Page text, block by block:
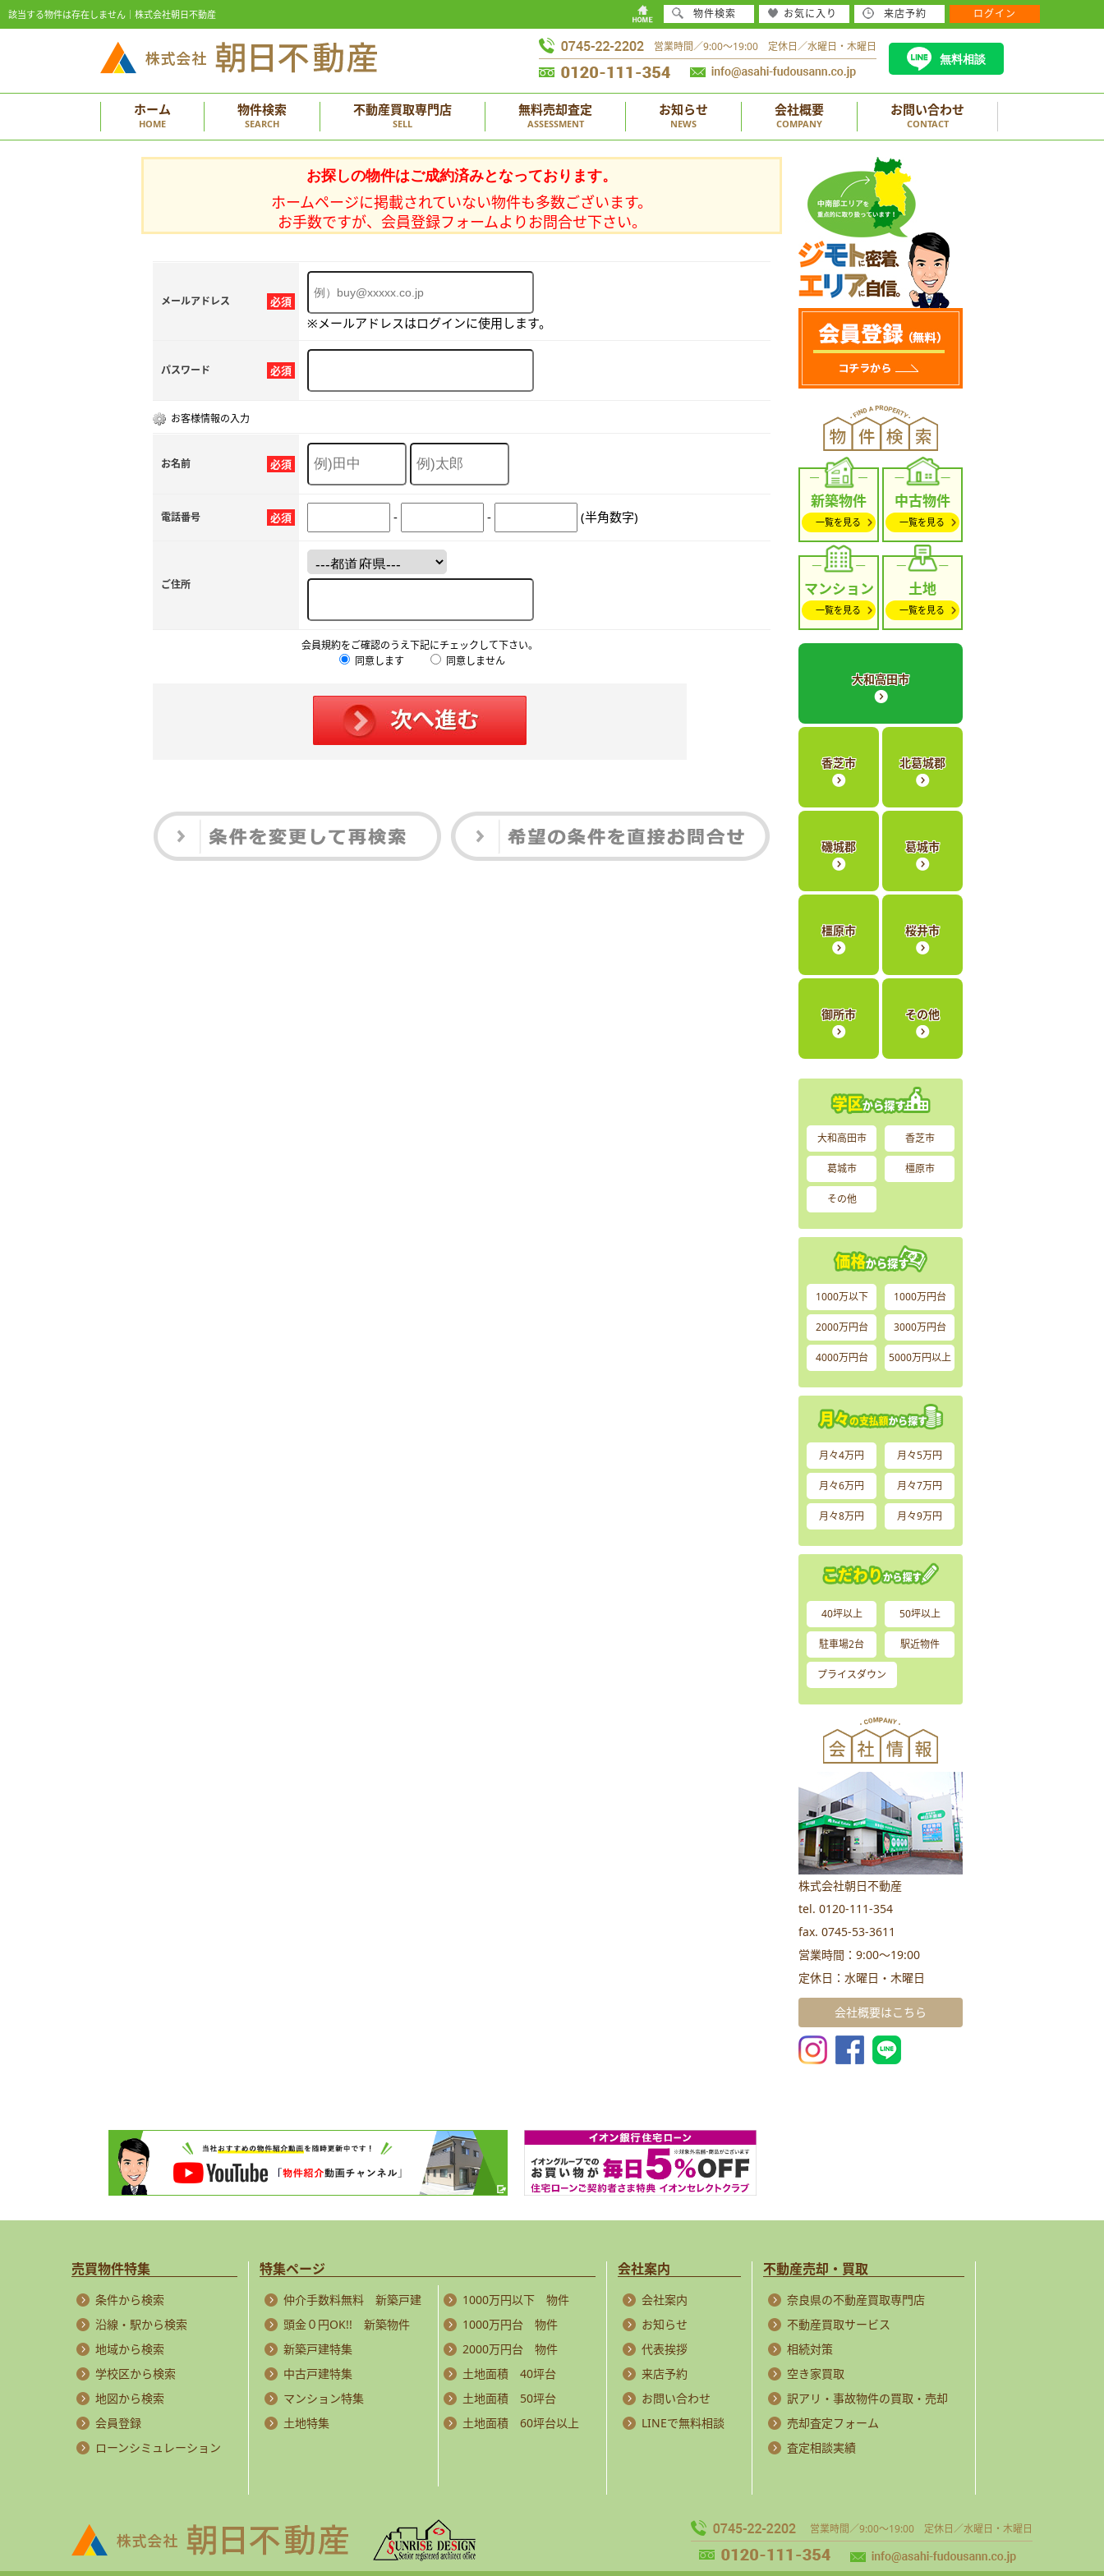
該当する物件は存在しません｜株式会社朝日不動産
営業時間／9:00～19:00 定休日／水曜日・木曜日
無料相談
ホーム
HOME
物件検索
SEARCH
不動産買取専門店
SELL
無料売却査定
ASSESSMENT
お知らせ
NEWS
会社概要
COMPANY
お問い合わせ
CONTACT
お探しの物件はご成約済みとなっております。
ホームページに掲載されていない物件も多数ございます。
お手数ですが、会員登録フォームよりお問合せ下さい。
必須
メールアドレス
※メールアドレスはログインに使用します。
必須
パスワード
お客様情報の入力
必須
お名前
必須
電話番号 - - (半角数字)
ご住所
会員規約をご確認のうえ下記にチェックして下さい。
同意します
同意しません
新築物件
一覧を見る
中古物件
一覧を見る
マンション
一覧を見る
土地
一覧を見る
大和高田市
香芝市 北葛城郡
磯城郡 葛城市
橿原市 桜井市
御所市 その他
大和高田市 香芝市
葛城市 橿原市
その他
1000万以下 1000万円台
2000万円台 3000万円台
4000万円台 5000万円以上
月々4万円 月々5万円
月々6万円 月々7万円
月々8万円 月々9万円
40坪以上 50坪以上
駐車場2台 駅近物件
プライスダウン
株式会社朝日不動産
tel. 0120-111-354
fax. 0745-53-3611
営業時間：9:00～19:00
定休日：水曜日・木曜日
会社概要はこちら
売買物件特集
条件から検索
沿線・駅から検索
地域から検索
学校区から検索
地図から検索
会員登録
ローンシミュレーション
特集ページ
仲介手数料無料 新築戸建
頭金０円OK!! 新築物件
新築戸建特集
中古戸建特集
マンション特集
土地特集
1000万円以下 物件
1000万円台 物件
2000万円台 物件
土地面積 40坪台
土地面積 50坪台
土地面積 60坪台以上
会社案内
会社案内
お知らせ
代表挨拶
来店予約
お問い合わせ
LINEで無料相談
不動産売却・買取
奈良県の不動産買取専門店
不動産買取サービス
相続対策
空き家買取
訳アリ・事故物件の買取・売却
売却査定フォーム
査定相談実績
営業時間／9:00～19:00 定休日／水曜日・木曜日
物件検索 お気に入り 来店予約 ログイン